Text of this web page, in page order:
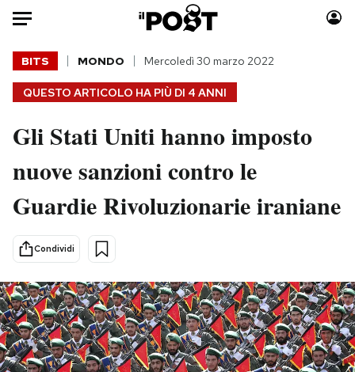
Auto
HOME
Italia
Politica
Tecnologia
Scienza
Economia
Sport
Moda
Consumismi
Storie/Idee
Altrecose
Mondiali calcio 2026
QUESTO ARTICOLO HA PIÙ DI 4 ANNI
BITS MONDO Mercoledì 30 marzo 2022
Gli Stati Uniti hanno imposto
nuove sanzioni contro le
Guardie Rivoluzionarie iraniane
Condividi